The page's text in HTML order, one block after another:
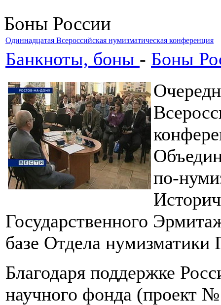
Боны России
Одиннадцатая Всероссийская нумизматическая конференция
Банкноты, боны - Боны
по-
Государственного
базе Отдела нумизматики
Благодаря поддержке
научного фонда (проект